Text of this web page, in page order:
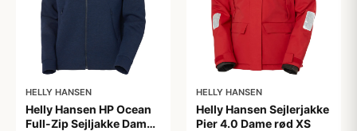
HELLY HANSEN
Helly Hansen HP Ocean
Full-Zip Sejljakke Dame
HELLY HANSEN
Helly Hansen Sejlerjakke
Pier 4.0 Dame rød XS